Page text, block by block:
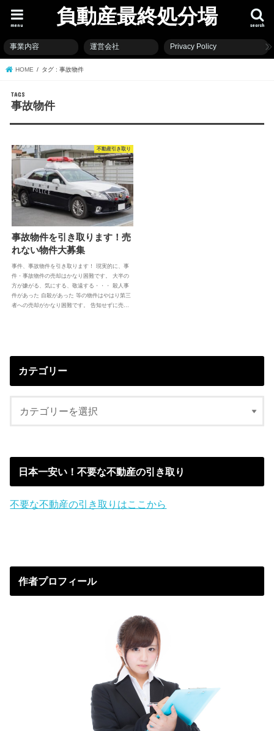
負動産最終処分場 search
menu
事業内容 運営会社 Privacy Policy
HOME タグ : 事故物件
事故物件
不動産引き取り
事故物件を引き取ります！売
れない物件大募集
事件、事故物件を引き取ります！ 現実的に、事
件・事故物件の売却はかなり困難です。 大半の
方が嫌がる、気にする、敬遠する・・・ 殺人事
件があった 自殺があった 等の物件はやはり第三
者への売却がかなり困難です。 告知せずに売…
カテゴリー
日本一安い！不要な不動産の引き取り
不要な不動産の引き取りはここから
作者プロフィール